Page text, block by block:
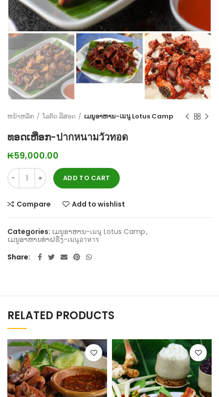
ຫນ້າຫລັກ ໂລຕັດ ລີສອດ ເມນູອາຫານ-เมนู Lotus Camp
ທອດເຫືອກ-ปากหนามวัวทอด
₭59,000.00
ADD TO CART
Compare Add to wishlist
Categories: ເມນູອາຫານ-เมนู Lotus Camp,
ເມນູອາຫານທ່າຝຣັ່ງ-เมนูอาหาร
Share
RELATED PRODUCTS